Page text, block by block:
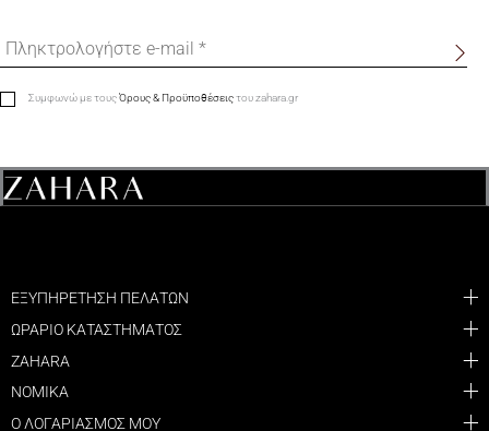
Συμφωνώ με τουςΌρους & Προϋποθέσειςτου zahara.gr
ΕΞΥΠΗΡΕΤΗΣΗ ΠΕΛΑΤΩΝ
ΩΡΑΡΙΟ ΚΑΤΑΣΤΗΜΑΤΟΣ
ZAHARA
ΝΟΜΙΚΑ
Ο ΛΟΓΑΡΙΑΣΜΟΣ ΜΟΥ